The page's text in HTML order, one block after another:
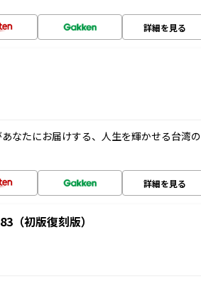
詳細を見る
なたにお届けする、人生を輝かせる台湾の
詳細を見る
（初版復刻版）